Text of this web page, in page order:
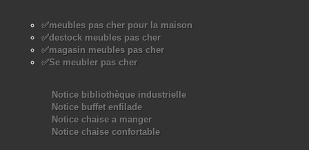
✅Se meubler pas cher
✅magasin meubles pas cher
✅destock meubles pas cher
✅meubles pas cher pour la maison
Notice bibliothèque industrielle
Notice buffet enfilade
Notice chaise a manger
Notice chaise confortable